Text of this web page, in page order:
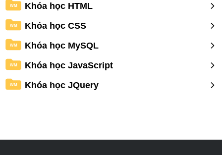
WM Khóa học HTML
WM Khóa học CSS
WM Khóa học MySQL
WM Khóa học JavaScript
WM Khóa học JQuery